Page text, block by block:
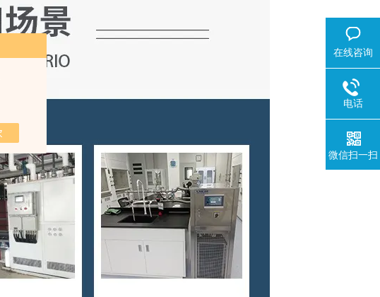
在线咨询
电话
微信扫一扫